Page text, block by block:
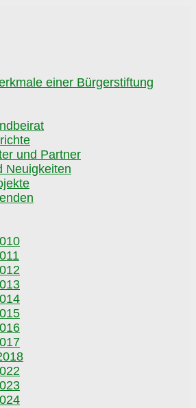
einer Bürgerstiftung
und Partner
Neuigkeiten